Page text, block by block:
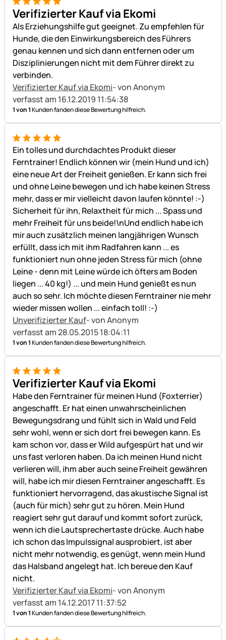
5 von 5
Verifizierter Kauf via Ekomi
Als Erziehungshilfe gut geeignet. Zu empfehlen für
Hunde, die den Einwirkungsbereich des Führers
genau kennen und sich dann entfernen oder um
Disziplinierungen nicht mit dem Führer direkt zu
verbinden.
Verifizierter Kauf via Ekomi- von Anonym
verfasst am 16.12.2019 11:54:38
1 von 1Kunden fanden diese Bewertung hilfreich.
5 von 5
Ein tolles und durchdachtes Produkt dieser
Ferntrainer! Endlich können wir (mein Hund und ich)
eine neue Art der Freiheit genießen. Er kann sich frei
und ohne Leine bewegen und ich habe keinen Stress
mehr, dass er mir vielleicht davon laufen könnte! :-)
Sicherheit für ihn, Relaxtheit für mich ... Spass und
mehr Freiheit für uns beide!\nUnd endlich habe ich
mir auch zusätzlich meinen langjährigen Wunsch
erfüllt, dass ich mit ihm Radfahren kann ... es
funktioniert nun ohne jeden Stress für mich (ohne
Leine - denn mit Leine würde ich öfters am Boden
liegen ... 40 kg!) ... und mein Hund genießt es nun
auch so sehr. Ich möchte diesen Ferntrainer nie mehr
wieder missen wollen ... einfach toll! :-)
Unverifizierter Kauf- von Anonym
verfasst am 28.05.2015 18:04:11
1 von 1Kunden fanden diese Bewertung hilfreich.
5 von 5
Verifizierter Kauf via Ekomi
Habe den Ferntrainer für meinen Hund (Foxterrier)
angeschafft. Er hat einen unwahrscheinlichen
Bewegungsdrang und fühlt sich in Wald und Feld
sehr wohl, wenn er sich dort frei bewegen kann. Es
kam schon vor, dass er Wild aufgespürt hat und wir
uns fast verloren haben. Da ich meinen Hund nicht
verlieren will, ihm aber auch seine Freiheit gewähren
will, habe ich mir diesen Ferntrainer angeschafft. Es
funktioniert hervorragend, das akustische Signal ist
(auch für mich) sehr gut zu hören. Mein Hund
reagiert sehr gut darauf und kommt sofort zurück,
wenn ich die Lautsprechertaste drücke. Auch habe
ich schon das Impulssignal ausprobiert, ist aber
nicht mehr notwendig, es genügt, wenn mein Hund
das Halsband angelegt hat. Ich bereue den Kauf
nicht.
Verifizierter Kauf via Ekomi- von Anonym
verfasst am 14.12.2017 11:37:52
1 von 1Kunden fanden diese Bewertung hilfreich.